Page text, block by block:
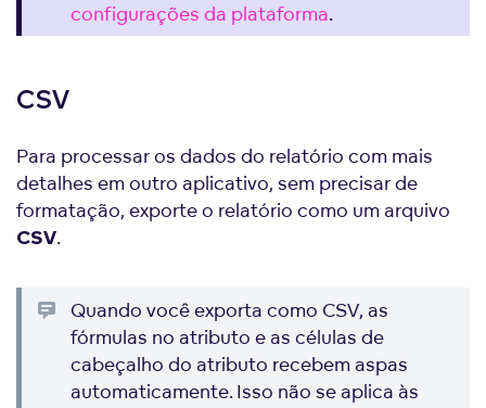
configurações da plataforma.
CSV
Para processar os dados do relatório com mais
detalhes em outro aplicativo, sem precisar de
formatação, exporte o relatório como um arquivo
CSV.
Quando você exporta como CSV, as
fórmulas no atributo e as células de
cabeçalho do atributo recebem aspas
automaticamente. Isso não se aplica às